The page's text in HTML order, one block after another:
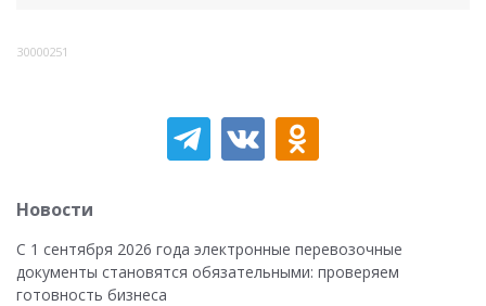
30000251
Новости
С 1 сентября 2026 года электронные перевозочные
документы становятся обязательными: проверяем
готовность бизнеса